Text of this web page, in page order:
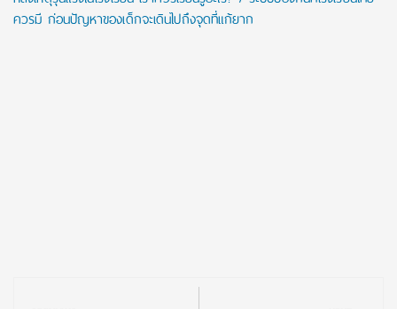
ควรมี ก่อนปัญหาของเด็กจะเดินไปถึงจุดที่แก้ยาก